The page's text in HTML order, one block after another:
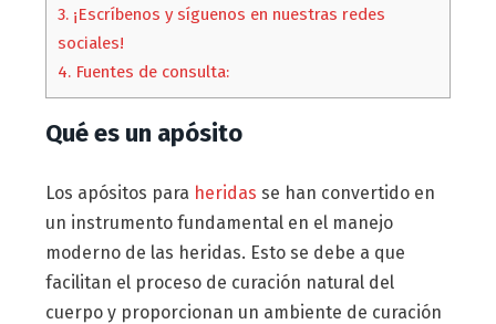
3.¡Escríbenos y síguenos en nuestras redes
sociales!
4.Fuentes de consulta:
Qué es un apósito
Los apósitos para heridas se han convertido en
un instrumento fundamental en el manejo
moderno de las heridas. Esto se debe a que
facilitan el proceso de curación natural del
cuerpo y proporcionan un ambiente de curación